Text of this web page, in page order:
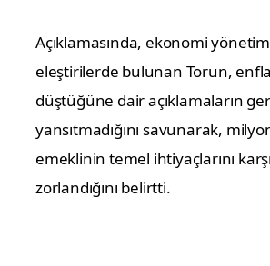
Açıklamasında, ekonomi
eleştirilerde bulunan Torun,
düştüğüne dair açıklamaların
yansıtmadığını savunarak,
emeklinin temel ihtiyaçlarını
zorlandığını belirtti.